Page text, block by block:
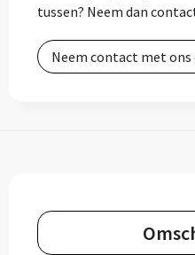
tussen? Neem dan
Neem contact met ons